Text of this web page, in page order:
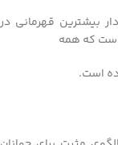
بیشترین قهرمانی در
است که همه
است.